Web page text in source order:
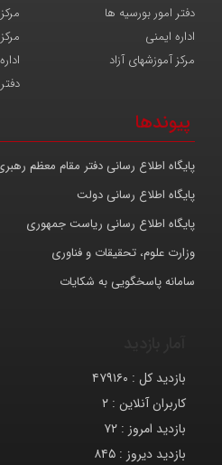
دفتر امور بورسیه ها
اداره ایمنی
مرکز آموزشهای آزاد
پیوندها
پایگاه اطلاع رسانی دفتر مقام معظم
پایگاه اطلاع رسانی دولت
پایگاه اطلاع رسانی ریاست جمهوری
وزارت علوم، تحقیقات و فناوری
سامانه پاسخگویی به شکایات
بازدید کل : ۴۷۹۱۶۰
کاربران آنلاین : ۲
بازدید امروز : ۷۲
بازدید دیروز : ۸۴۵